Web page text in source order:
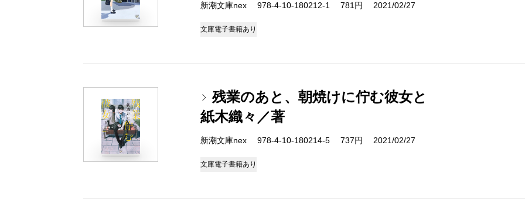
新潮文庫nex 978-4-10-180212-1 781円 2021/02/27
文庫電子書籍あり
残業のあと、朝焼けに佇む彼女と
紙木織々／著
新潮文庫nex 978-4-10-180214-5 737円 2021/02/27
文庫電子書籍あり